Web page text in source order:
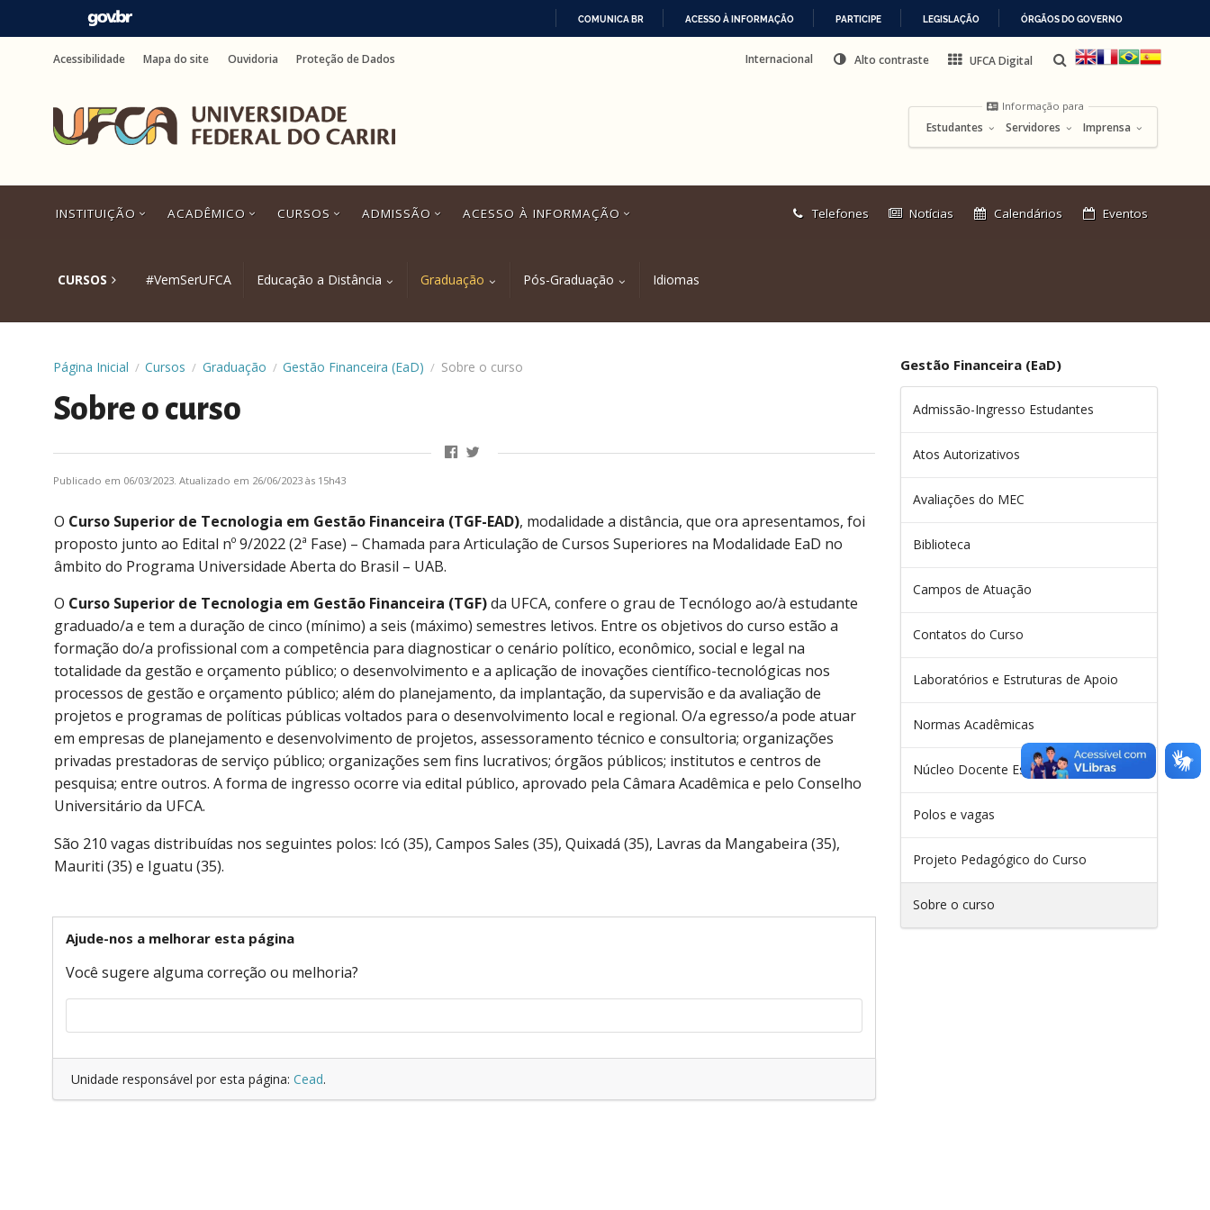
COMUNICA BR ACESSO À INFORMAÇÃO PARTICIPE LEGISLAÇÃO ÓRGÃOS DO GOVERNO
para
para
busca
rodapé
Acessibilidade Mapa do site Ouvidoria Proteção de Dados Internacional Alto contraste UFCA Digital
Informação para
Estudantes Servidores Imprensa
INSTITUIÇÃO ACADÊMICO CURSOS ADMISSÃO ACESSO À INFORMAÇÃO
Link
Telefones Notícias Calendários Eventos
CURSOS #VemSerUFCA Educação a Distância Graduação Pós-Graduação Idiomas
Página Inicial / Cursos / Graduação / Gestão Financeira (EaD) / Sobre o curso
Sobre o curso
Publicado em 06/03/2023. Atualizado em 26/06/2023 às 15h43
O Curso Superior de Tecnologia em Gestão Financeira (TGF-EAD), modalidade a distância, que ora apresentamos, foi
proposto junto ao Edital nº 9/2022 (2ª Fase) – Chamada para Articulação de Cursos Superiores na Modalidade EaD no
âmbito do Programa Universidade Aberta do Brasil – UAB.
O Curso Superior de Tecnologia em Gestão Financeira (TGF)da UFCA, confere o grau de Tecnólogo ao/à estudante
graduado/a e tem a duração de cinco (mínimo) a seis (máximo) semestres letivos. Entre os objetivos do curso estão a
formação do/a profissional com a competência para diagnosticar o cenário político, econômico, social e legal na
totalidade da gestão e orçamento público; o desenvolvimento e a aplicação de inovações científico-tecnológicas nos
processos de gestão e orçamento público; além do planejamento, da implantação, da supervisão e da avaliação de
projetos e programas de políticas públicas voltados para o desenvolvimento local e regional. O/a egresso/a pode atuar
em empresas de planejamento e desenvolvimento de projetos, assessoramento técnico e consultoria; organizações
privadas prestadoras de serviço público; organizações sem fins lucrativos; órgãos públicos; institutos e centros de
pesquisa; entre outros. A forma de ingresso ocorre via edital público, aprovado pela Câmara Acadêmica e pelo Conselho
Universitário da UFCA.
São 210 vagas distribuídas nos seguintes polos: Icó (35), Campos Sales (35), Quixadá (35), Lavras da Mangabeira (35),
Mauriti (35) e Iguatu (35).
Ajude-nos a melhorar esta página
Você sugere alguma correção ou melhoria?
Unidade responsável por esta página: Cead.
Gestão Financeira (EaD)
Admissão-Ingresso Estudantes
Atos Autorizativos
Avaliações do MEC
Biblioteca
Campos de Atuação
Contatos do Curso
Laboratórios e Estruturas de Apoio
Normas Acadêmicas
Núcleo Docente Estruturante
Polos e vagas
Projeto Pedagógico do Curso
Sobre o curso